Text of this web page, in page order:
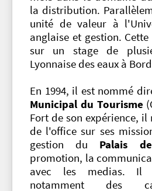
la distribution.
unité de valeur à
anglaise et gestion.
sur un stage de
Lyonnaise des eaux à
En 1994, il est nommé
Municipal du Tourisme
Fort de son expérience,
de l'office sur ses
gestion du Palais
promotion, la
avec les medias. Il
notamment des